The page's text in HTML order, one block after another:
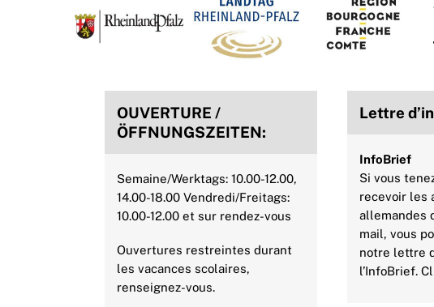
OUVERTURE /
ÖFFNUNGSZEITEN:
Semaine/Werktags: 10.00-12.00,
14.00-18.00 Vendredi/Freitags:
10.00-12.00 et sur rendez-vous
Ouvertures restreintes durant
les vacances scolaires,
renseignez-vous.
Lettre
InfoBrief
Si vous
recevoir les
allemandes
mail, vous
notre lettre
l’InfoBrief.